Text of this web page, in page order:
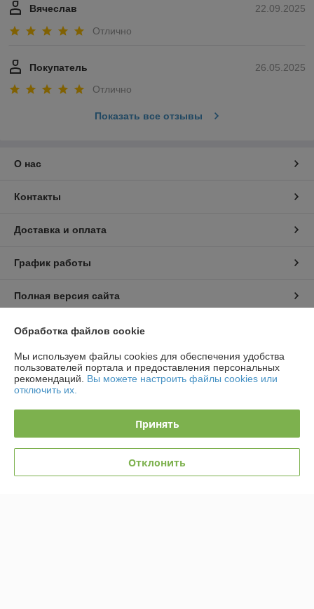
22.09.2025
Вячеслав
Отлично
26.05.2025
Покупатель
Отлично
Показать все отзывы
О нас
Контакты
Доставка и оплата
График работы
Полная версия сайта
Политика обработки cookies
Сайт создан на платформе Deal.by
Юридическое лицо:ООО «АльгенаЛайт»
Обработка файлов cookie
Мы используем файлы cookies для обеспечения удобства
пользователей портала и предоставления персональных
рекомендаций. Вы можете настроить файлы cookies или
отключить их.
Принять
Отклонить